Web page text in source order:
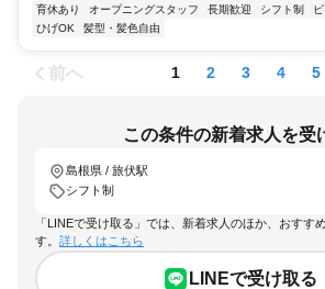
育休あり
オープニングスタッフ 長期歓迎 シフト制
ひげOK
髪型・髪色自由
前へ 1 2 3 4 5
この条件の新着求人を受
島根県 / 旅伏駅
シフト制
「LINEで受け取る」では、新着求人のほか、おすす
す。 詳しくはこちら
LINEで受け取る